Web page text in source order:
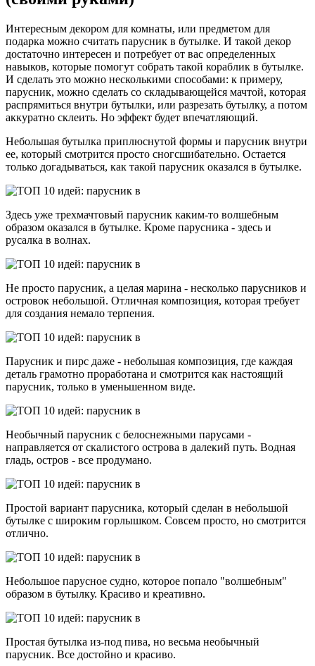
Интересным декором для комнаты, или предметом для
подарка можно считать парусник в бутылке. И такой декор
достаточно интересен и потребует от вас определенных
навыков, которые помогут собрать такой кораблик в бутылке.
И сделать это можно несколькими способами: к примеру,
парусник, можно сделать со складывающейся мачтой, которая
распрямиться внутри бутылки, или разрезать бутылку, а потом
аккуратно склеить. Но эффект будет впечатляющий.
Небольшая бутылка приплюснутой формы и парусник внутри
ее, который смотрится просто сногсшибательно. Остается
только догадываться, как такой парусник оказался в бутылке.
Здесь уже трехмачтовый парусник каким-то волшебным
образом оказался в бутылке. Кроме парусника - здесь и
русалка в волнах.
Не просто парусник, а целая марина - несколько парусников и
островок небольшой. Отличная композиция, которая требует
для создания немало терпения.
Парусник и пирс даже - небольшая композиция, где каждая
деталь грамотно проработана и смотрится как настоящий
парусник, только в уменьшенном виде.
Необычный парусник с белоснежными парусами -
направляется от скалистого острова в далекий путь. Водная
гладь, остров - все продумано.
Простой вариант парусника, который сделан в небольшой
бутылке с широким горлышком. Совсем просто, но смотрится
отлично.
Небольшое парусное судно, которое попало "волшебным"
образом в бутылку. Красиво и креативно.
Простая бутылка из-под пива, но весьма необычный
парусник. Все достойно и красиво.